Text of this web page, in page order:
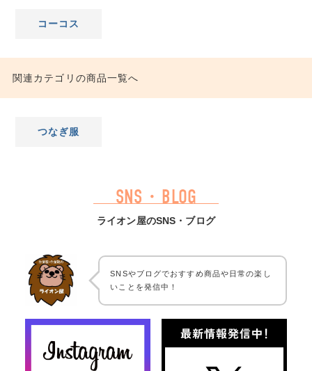
コーコス
関連カテゴリの商品一覧へ
つなぎ服
SNS・BLOG
ライオン屋のSNS・ブログ
SNSやブログでおすすめ商品や日常の楽し
いことを発信中！